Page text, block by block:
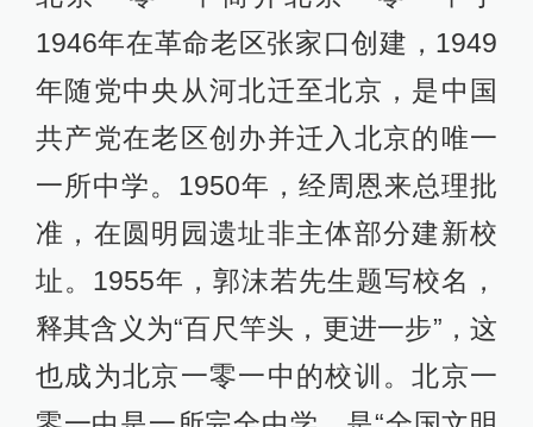
1946年在革命老区张家口创建，1949
年随党中央从河北迁至北京，是中国
共产党在老区创办并迁入北京的唯一
一所中学。1950年，经周恩来总理批
准，在圆明园遗址非主体部分建新校
址。1955年，郭沫若先生题写校名，
释其含义为“百尺竿头，更进一步”，这
也成为北京一零一中的校训。北京一